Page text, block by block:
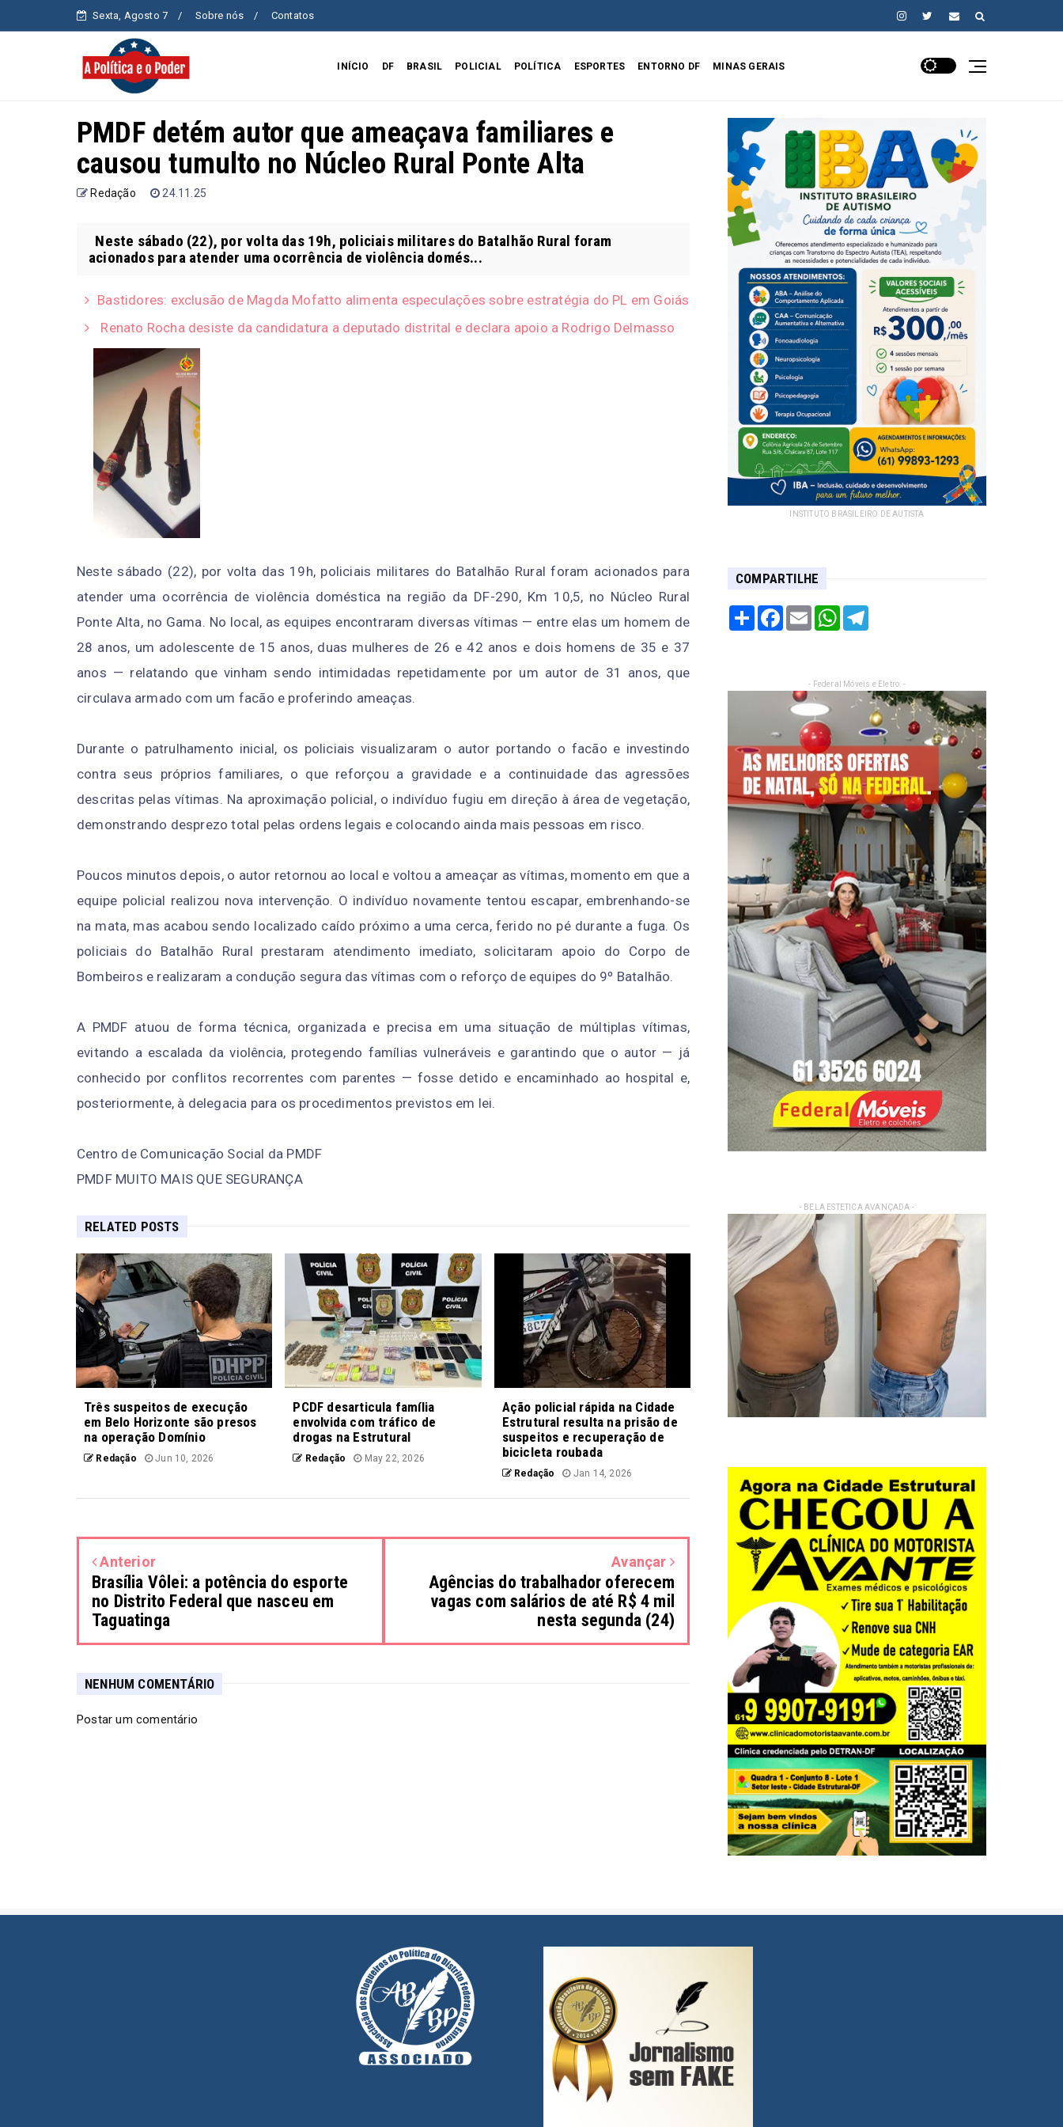
Sexta, Agosto 7 Sobre nós Contatos
INÍCIO DF BRASIL POLICIAL POLÍTICA ESPORTES ENTORNO DF MINAS GERAIS
PMDF detém autor que ameaçava familiares e
causou tumulto no Núcleo Rural Ponte Alta
Redação 24.11.25
Neste sábado (22), por volta das 19h, policiais militares do Batalhão Rural foram
acionados para atender uma ocorrência de violência domés...
Bastidores: exclusão de Magda Mofatto alimenta especulações sobre estratégia do PL em Goiás
Renato Rocha desiste da candidatura a deputado distrital e declara apoio a Rodrigo Delmasso
Neste sábado (22), por volta das 19h, policiais militares do Batalhão Rural foram acionados para
atender uma ocorrência de violência doméstica na região da DF-290, Km 10,5, no Núcleo Rural
Ponte Alta, no Gama. No local, as equipes encontraram diversas vítimas — entre elas um homem de
28 anos, um adolescente de 15 anos, duas mulheres de 26 e 42 anos e dois homens de 35 e 37
anos — relatando que vinham sendo intimidadas repetidamente por um autor de 31 anos, que
circulava armado com um facão e proferindo ameaças.
Durante o patrulhamento inicial, os policiais visualizaram o autor portando o facão e investindo
contra seus próprios familiares, o que reforçou a gravidade e a continuidade das agressões
descritas pelas vítimas. Na aproximação policial, o indivíduo fugiu em direção à área de vegetação,
demonstrando desprezo total pelas ordens legais e colocando ainda mais pessoas em risco.
Poucos minutos depois, o autor retornou ao local e voltou a ameaçar as vítimas, momento em que a
equipe policial realizou nova intervenção. O indivíduo novamente tentou escapar, embrenhando-se
na mata, mas acabou sendo localizado caído próximo a uma cerca, ferido no pé durante a fuga. Os
policiais do Batalhão Rural prestaram atendimento imediato, solicitaram apoio do Corpo de
Bombeiros e realizaram a condução segura das vítimas com o reforço de equipes do 9º Batalhão.
A PMDF atuou de forma técnica, organizada e precisa em uma situação de múltiplas vítimas,
evitando a escalada da violência, protegendo famílias vulneráveis e garantindo que o autor — já
conhecido por conflitos recorrentes com parentes — fosse detido e encaminhado ao hospital e,
posteriormente, à delegacia para os procedimentos previstos em lei.
Centro de Comunicação Social da PMDF
PMDF MUITO MAIS QUE SEGURANÇA
RELATED POSTS
Três suspeitos de execução
em Belo Horizonte são presos
na operação Domínio
Redação Jun 10, 2026
PCDF desarticula família
envolvida com tráfico de
drogas na Estrutural
Redação May 22, 2026
Ação policial rápida na Cidade
Estrutural resulta na prisão de
suspeitos e recuperação de
bicicleta roubada
Redação Jan 14, 2026
Anterior
Brasília Vôlei: a potência do esporte
no Distrito Federal que nasceu em
Taguatinga
Avançar
Agências do trabalhador oferecem
vagas com salários de até R$ 4 mil
nesta segunda (24)
NENHUM COMENTÁRIO
Postar um comentário
INSTITUTO BRASILEIRO DE AUTISTA
COMPARTILHE
Share Facebook
Email WhatsApp
- Federal Móveis e Eletro: -
- BELA ESTETICA AVANÇADA -